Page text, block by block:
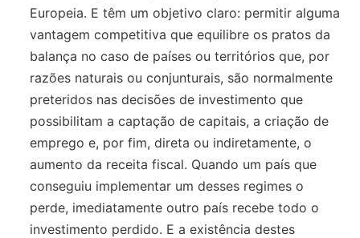
Europeia. E têm um objetivo claro: permitir alguma
vantagem competitiva que equilibre os pratos da
balança no caso de países ou territórios que, por
razões naturais ou conjunturais, são normalmente
preteridos nas decisões de investimento que
possibilitam a captação de capitais, a criação de
emprego e, por fim, direta ou indiretamente, o
aumento da receita fiscal. Quando um país que
conseguiu implementar um desses regimes o
perde, imediatamente outro país recebe todo o
investimento perdido. E a existência destes